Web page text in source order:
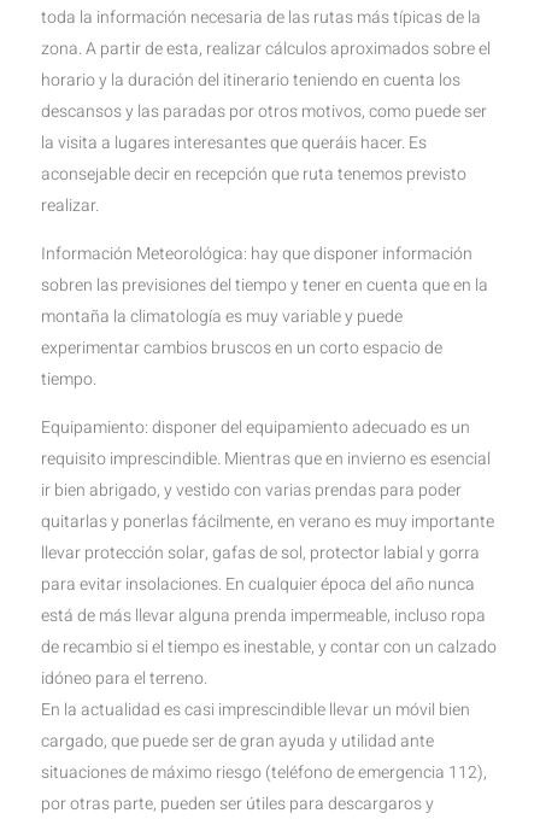
toda la información necesaria de las rutas más típicas de la
zona. A partir de esta, realizar cálculos aproximados sobre el
horario y la duración del itinerario teniendo en cuenta los
descansos y las paradas por otros motivos, como puede ser
la visita a lugares interesantes que queráis hacer. Es
aconsejable decir en recepción que ruta tenemos previsto
realizar.
Información Meteorológica: hay que disponer información
sobren las previsiones del tiempo y tener en cuenta que en la
montaña la climatología es muy variable y puede
experimentar cambios bruscos en un corto espacio de
tiempo.
Equipamiento: disponer del equipamiento adecuado es un
requisito imprescindible. Mientras que en invierno es esencial
ir bien abrigado, y vestido con varias prendas para poder
quitarlas y ponerlas fácilmente, en verano es muy importante
llevar protección solar, gafas de sol, protector labial y gorra
para evitar insolaciones. En cualquier época del año nunca
está de más llevar alguna prenda impermeable, incluso ropa
de recambio si el tiempo es inestable, y contar con un calzado
idóneo para el terreno.
En la actualidad es casi imprescindible llevar un móvil bien
cargado, que puede ser de gran ayuda y utilidad ante
situaciones de máximo riesgo (teléfono de emergencia 112),
por otras parte, pueden ser útiles para descargaros y